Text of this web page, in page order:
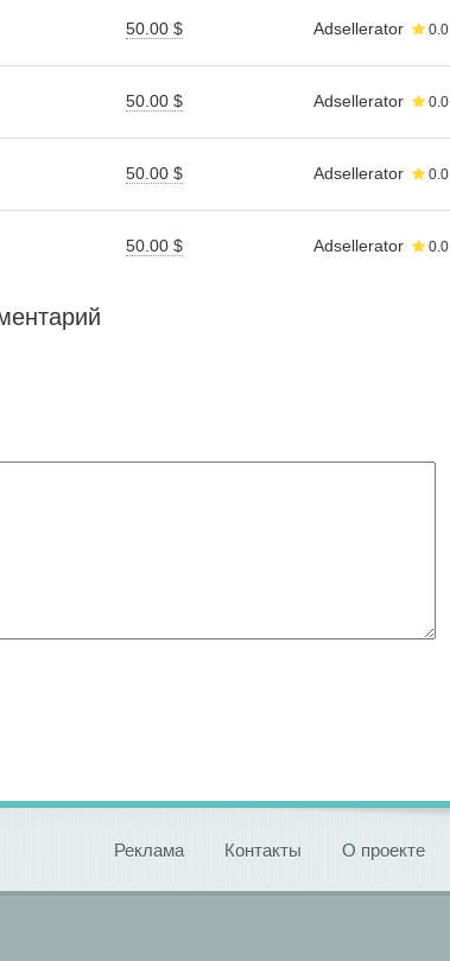
50.00 $ Adsellerator 0.0
50.00 $ Adsellerator 0.0
50.00 $ Adsellerator 0.0
50.00 $ Adsellerator 0.0
Реклама Контакты О проекте